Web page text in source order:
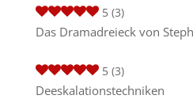
5 (3)
Das Dramadreieck von
5 (3)
Deeskalationstechniken